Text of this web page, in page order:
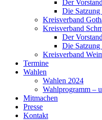
Der
Die
Kreisverband
Kreisverband
Der
Die
Kreisverband
Termine
Wahlen
Wahlen 2024
Wahlprogramm –
Mitmachen
Presse
Kontakt